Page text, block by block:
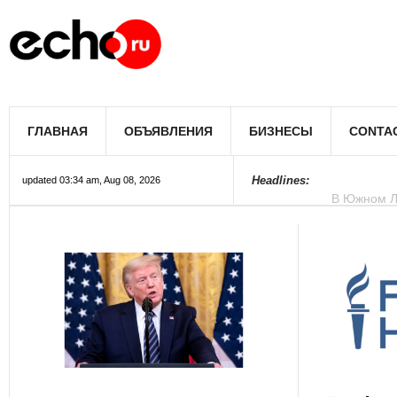
ГЛАВНАЯ ОБЪЯВЛЕНИЯ БИЗНЕСЫ
updated 03:34 am, Aug 08, 2026 Headlines:
В Лос-